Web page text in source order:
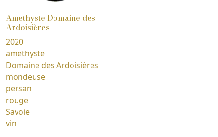
Amethyste Domaine des
Ardoisières
2020
amethyste
Domaine des Ardoisières
mondeuse
persan
rouge
Savoie
vin